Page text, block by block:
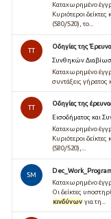
Καταχωρημένο
Κυριότεροι
(S80/S20), το...
TT
Οδηγίες της
Συνθηκών
Καταχωρημένο
συντάξεις γήρατος
TT
Οδηγίες της
Εισοδήματος και
Καταχωρημένο
Κυριότεροι
(S80/S20),...
SM
Καταχωρημένο
Οι δείκτες
κινδύνων για τη...